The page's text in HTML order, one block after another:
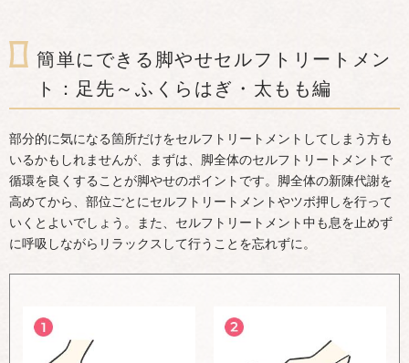
簡単にできる脚やせセルフトリートメン
ト：足先～ふくらはぎ・太もも編
部分的に気になる箇所だけをセルフトリートメントしてしまう方も
いるかもしれませんが、まずは、脚全体のセルフトリートメントで
循環を良くすることが脚やせのポイントです。脚全体の新陳代謝を
高めてから、部位ごとにセルフトリートメントやツボ押しを行って
いくとよいでしょう。また、セルフトリートメント中も息を止めず
に呼吸しながらリラックスして行うことを忘れずに。